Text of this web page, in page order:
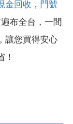
金回收 ， 門號
遍布全台，一間
讓您買得安心
！